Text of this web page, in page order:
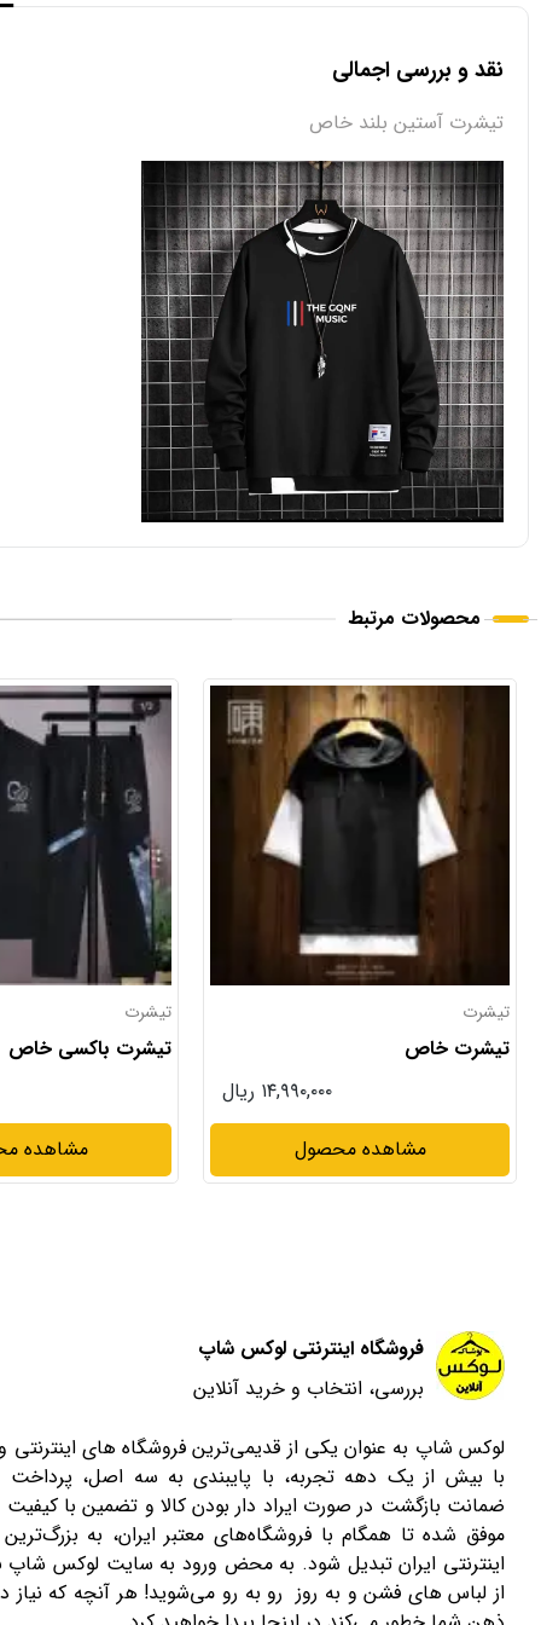
نقد و بررسی اجمالی
تیشرت آستین بلند خاص
محصولات مرتبط
تیشرت
تیشرت باکسی خاص
۱۴,۹۹۰,۰۰۰ ریال
مشاهده محصول
تیشرت های پرداخت
تیشرت کلاه دار اسپرت
مشاهده
فروشگاه اینترنتی لوکس شاپ
بررسی، انتخاب و خرید آنلاین
لوکس شاپ به عنوان یکی از قدیمی‌ترین فروشگاه های
با بیش از یک دهه تجربه، با پایبندی به سه اصل،
ضمانت بازگشت در صورت ایراد دار بودن کالا و تضمین با کیفیت
موفق شده تا همگام با فروشگاه‌های معتبر ایران، به
اینترنتی ایران تبدیل شود. به محض ورود به سایت لوکس شاپ
از لباس های فشن و به روز رو به رو می‌شوید! هر آنچه که نیاز